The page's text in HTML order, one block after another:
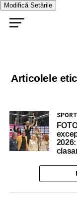
Modifică Setările
Articolele
SPORT